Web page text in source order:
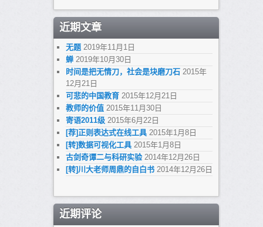
近期文章
无题 2019年11月1日
蝉 2019年10月30日
时间是把无情刀，社会是块磨刀石 2015年
12月21日
可悲的中国教育 2015年12月21日
教师的价值 2015年11月30日
寄语2011级 2015年6月22日
[荐]正则表达式在线工具 2015年1月8日
[转]数据可视化工具 2015年1月8日
古剑奇谭二与科研实验 2014年12月26日
[转]川大老师周鼎的自白书 2014年12月26日
近期评论